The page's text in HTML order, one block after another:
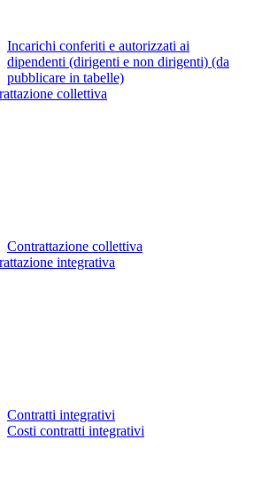
Incarichi conferiti e autorizzati ai
dipendenti (dirigenti e non dirigenti) (da
pubblicare in tabelle)
collettiva
Contrattazione collettiva
integrativa
Contratti integrativi
Costi contratti integrativi